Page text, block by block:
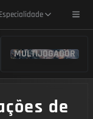
Especialidade
MULTIJOGADOR
de